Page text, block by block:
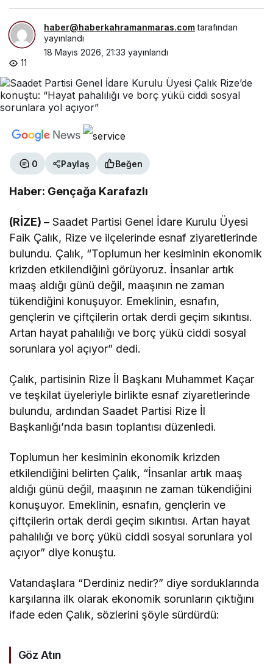
haber@haberkahramanmaras.comtarafından
yayınlandı
18 Mayıs 2026, 21:33 yayınlandı
11
0 Paylaş Beğen
Haber: Gençağa Karafazlı
(RİZE) – Saadet Partisi Genel İdare Kurulu Üyesi
Faik Çalık, Rize ve ilçelerinde esnaf ziyaretlerinde
bulundu. Çalık, “Toplumun her kesiminin ekonomik
krizden etkilendiğini görüyoruz. İnsanlar artık
maaş aldığı günü değil, maaşının ne zaman
tükendiğini konuşuyor. Emeklinin, esnafın,
gençlerin ve çiftçilerin ortak derdi geçim sıkıntısı.
Artan hayat pahalılığı ve borç yükü ciddi sosyal
sorunlara yol açıyor” dedi.
Çalık, partisinin Rize İl Başkanı Muhammet Kaçar
ve teşkilat üyeleriyle birlikte esnaf ziyaretlerinde
bulundu, ardından Saadet Partisi Rize İl
Başkanlığı’nda basın toplantısı düzenledi.
Toplumun her kesiminin ekonomik krizden
etkilendiğini belirten Çalık, “İnsanlar artık maaş
aldığı günü değil, maaşının ne zaman tükendiğini
konuşuyor. Emeklinin, esnafın, gençlerin ve
çiftçilerin ortak derdi geçim sıkıntısı. Artan hayat
pahalılığı ve borç yükü ciddi sosyal sorunlara yol
açıyor” diye konuştu.
Vatandaşlara “Derdiniz nedir?” diye sorduklarında
karşılarına ilk olarak ekonomik sorunların çıktığını
ifade eden Çalık, sözlerini şöyle sürdürdü:
Göz Atın